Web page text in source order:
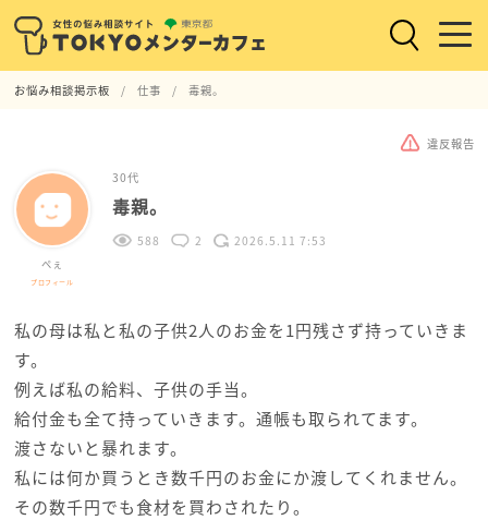
お悩み相談掲示板 仕事 毒親。
違反報告
ぺぇ
プロフィール
30代
毒親。
588 2 2026.5.11 7:53
私の母は私と私の子供2人のお金を1円残さず持っていきま
す。
例えば私の給料、子供の手当。
給付金も全て持っていきます。通帳も取られてます。
渡さないと暴れます。
私には何か買うとき数千円のお金にか渡してくれません。
その数千円でも食材を買わされたり。